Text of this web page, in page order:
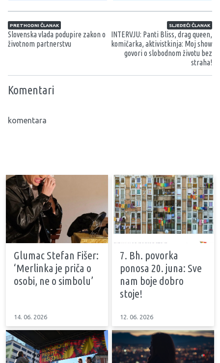
Navigacija članaka
PRETHODNI ČLANAK
Slovenska vlada podupire zakon o
životnom partnerstvu
SLJEDEĆI ČLANAK
INTERVJU: Panti Bliss, drag queen,
komičarka, aktivistkinja: Moj show
govori o slobodnom životu bez
straha!
Komentari
komentara
Glumac Stefan Fišer:
‘Merlinka je priča o
osobi, ne o simbolu’
14. 06. 2026
7. Bh. povorka
ponosa 20. juna: Sve
nam boje dobro
stoje!
12. 06. 2026